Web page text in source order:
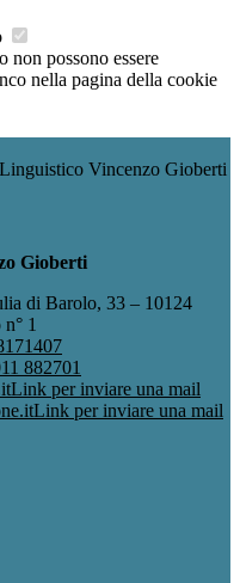
non possono essere
nella pagina della cookie
Vincenzo Gioberti
Gioberti
di Barolo, 33 – 10124
1
882701
Link per inviare una mail
Link per inviare una mail